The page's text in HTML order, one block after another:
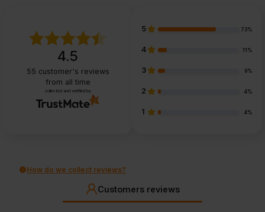
4.5
55 customer's reviews
from all time
collected and verified by
5 73%
4 11%
3 9%
2 4%
1 4%
How do we collect reviews?
Customers reviews